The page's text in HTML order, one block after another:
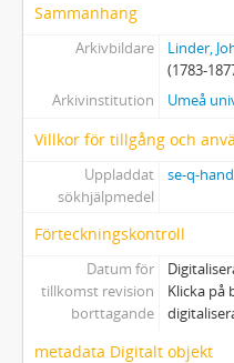
Sammanhang
Arkivbildare
Linder,
(1783-
Arkivinstitution
Umeå
Villkor för tillgång och
Uppladdat
sökhjälpmedel
se-q-
Förteckningskontroll
Datum för
tillkomst revision
borttagande
Klicka på
metadata Digitalt objekt